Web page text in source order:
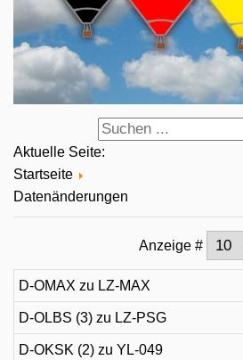
Aktuelle Seite:
Startseite
Datenänderungen
Anzeige #
D-OMAX zu LZ-MAX
D-OLBS (3) zu LZ-PSG
D-OKSK (2) zu YL-049